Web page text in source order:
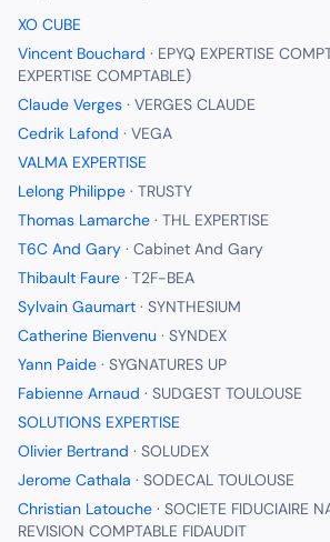
XO CUBE
Vincent Bouchard · EPYQ EXPERTISE
EXPERTISE COMPTABLE)
Claude Verges · VERGES CLAUDE
Cedrik Lafond · VEGA
VALMA EXPERTISE
Lelong Philippe · TRUSTY
Thomas Lamarche · THL EXPERTISE
T6C And Gary · Cabinet And Gary
Thibault Faure · T2F-BEA
Sylvain Gaumart · SYNTHESIUM
Catherine Bienvenu · SYNDEX
Yann Paide · SYGNATURES UP
Fabienne Arnaud · SUDGEST TOULOUSE
SOLUTIONS EXPERTISE
Olivier Bertrand · SOLUDEX
Jerome Cathala · SODECAL TOULOUSE
Christian Latouche · SOCIETE FIDUCIAIRE
REVISION COMPTABLE FIDAUDIT